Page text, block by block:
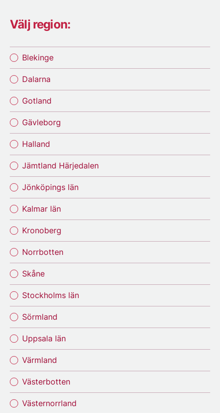
Välj region:
Blekinge
Dalarna
Gotland
Gävleborg
Halland
Jämtland Härjedalen
Jönköpings län
Kalmar län
Kronoberg
Norrbotten
Skåne
Stockholms län
Sörmland
Uppsala län
Värmland
Västerbotten
Västernorrland